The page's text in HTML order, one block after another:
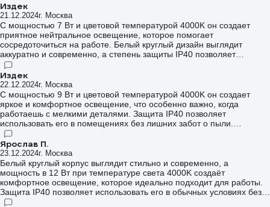
Издек
21.12.2024г. Москва
С мощностью 7 Вт и цветовой температурой 4000K он создает
приятное нейтральное освещение, которое помогает
сосредоточиться на работе. Белый круглый дизайн выглядит
аккуратно и современно, а степень защиты IP40 позволяет
использовать его в помещениях с нормальными условиями.
Установка была быстрой и простой — всего лишь прикрепил его к
потолку, и он сразу же засиял. Я очень доволен качеством света и
тем, как этот светильник улучшил атмосферу в комнате!
Издек
22.12.2024г. Москва
С мощностью 9 Вт и цветовой температурой 4000K он создает
яркое и комфортное освещение, что особенно важно, когда
работаешь с мелкими деталями. Защита IP40 позволяет
использовать его в помещениях без лишних забот о пыли.
Установка была простой: просто прикрепил его к потолку, и он
сразу же заработал. Теперь у меня есть надежный источник света,
который помогает мне сосредоточиться на работе и делает
пространство более уютным!
Ярослав П.
23.12.2024г. Москва
Белый круглый корпус выглядит стильно и современно, а
мощность в 12 Вт при температуре света 4000K создаёт
комфортное освещение, которое идеально подходит для работы.
Защита IP40 позволяет использовать его в обычных условиях без
лишних переживаний о пыли или влаге. Установка прошла быстро